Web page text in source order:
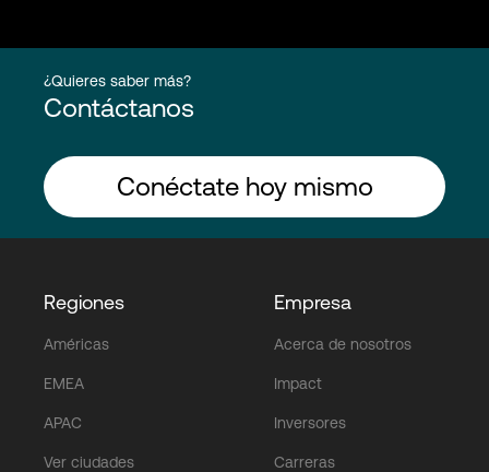
¿Quieres saber más?
Contáctanos
Conéctate hoy mismo
Regiones
Américas
EMEA
APAC
Ver ciudades
Empresa
Acerca de nosotros
Impact
Inversores
Carreras